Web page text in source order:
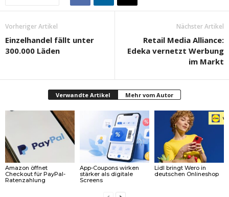
Vorheriger Artikel
Einzelhandel fällt unter
300.000 Läden
Nächster Artikel
Retail Media Alliance:
Edeka vernetzt Werbung
im Markt
Verwandte Artikel Mehr vom Autor
Amazon öffnet
Checkout für PayPal-
Ratenzahlung
App-Coupons wirken
stärker als digitale
Screens
Lidl bringt Wero in
deutschen Onlineshop